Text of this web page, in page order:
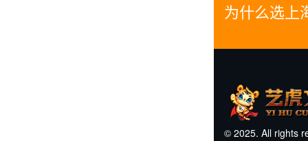
为什么选上
© 2025. All rights